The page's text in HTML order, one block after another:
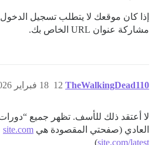
إذا كان موقعك لا يتطلب تسجيل
مشاركة عنوان URL الخاص بك.
TheWalkingDead110 18 فبراير 2026، 12:36ص 12
لا أعتقد ذلك للأسف. تظهر جميع
العادي (صفحتي المقصودة هي site.com
site.com/latest
)